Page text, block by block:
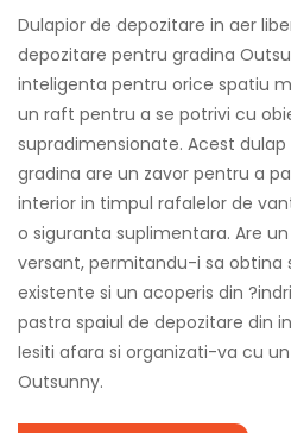
Dulapior de depozitare in aer
depozitare pentru gradina
inteligenta pentru orice spatiu
un raft pentru a se potrivi cu
supradimensionate. Acest
gradina are un zavor pentru a
interior in timpul rafalelor de
o siguranta suplimentara. Are
versant, permitandu-i sa obtina
existente si un acoperis din
pastra spaiul de depozitare din
Iesiti afara si organizati-va cu un
Outsunny.